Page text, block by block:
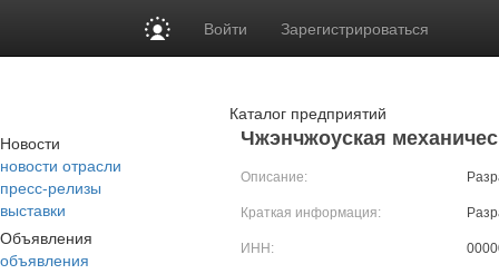
Войти Зарегистрироваться
Новости
новости отрасли
пресс-релизы
выставки
Объявления
объявления
Каталог предприятий
Чжэнчжоуская
Описание:
Краткая информация:
ИНН: